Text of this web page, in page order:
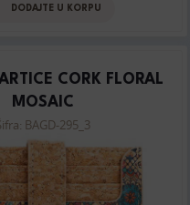
DODAJTE U KORPU
CORK FLORAL
MOSAIC
BAGD-295_3